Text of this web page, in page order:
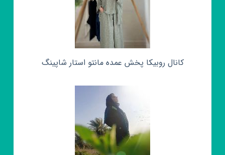
کانال روبیکا پخش عمده مانتو استار شاپینگ